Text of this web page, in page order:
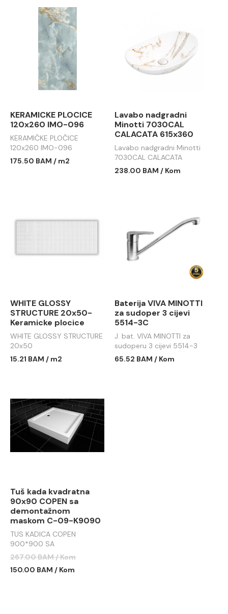
KERAMICKE PLOCICE
120x260 IMO-096
KERAMIČKE PLOČICE
120x260 IMO-096
175.50 BAM / m2
Lavabo nadgradni
Minotti 7030CAL
CALACATA 615x360
Lavabo nadgradni Minotti
7030CAL CALACATA
615x360
238.00 BAM / Kom
WHITE GLOSSY
STRUCTURE 20x50-
Keramicke plocice
WHITE GLOSSY STRUCTURE
20x50
15.21 BAM / m2
Baterija VIVA MINOTTI
za sudoper 3 cijevi
5514-3C
J. bat. VIVA MINOTTI za
sudoperu 3 cijevi 5514-3
65.52 BAM / Kom
Tuš kada kvadratna
90x90 COPEN sa
demontažnom
maskom C-09-K9090
TUS KADICA COPEN
900*900 SA
DEMONTAŽNOM MASKOM
C-09-K9090
267.00 BAM / Kom
150.00 BAM / Kom